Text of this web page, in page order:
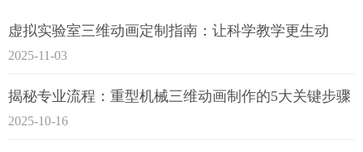
虚拟实验室三维动画定制指南：让科学教学更生动
2025-11-03
揭秘专业流程：重型机械三维动画制作的5大关键步骤
2025-10-16